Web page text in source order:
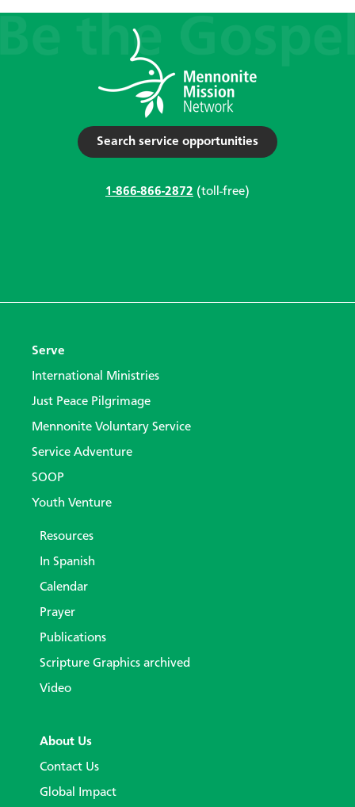
Search service opportunities
1-866-866-2872 (toll-free)
Serve
International Ministries
Just Peace Pilgrimage
Mennonite Voluntary Service
Service Adventure
SOOP
Youth Venture
Resources
In Spanish
Calendar
Prayer
Publications
Scripture Graphics archived
Video
About Us
Contact Us
Global Impact